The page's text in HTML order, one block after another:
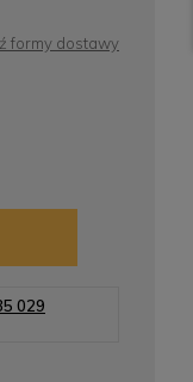
formy dostawy
029